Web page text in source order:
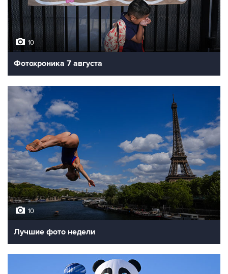
10
Фотохроника 7 августа
10
Лучшие фото недели